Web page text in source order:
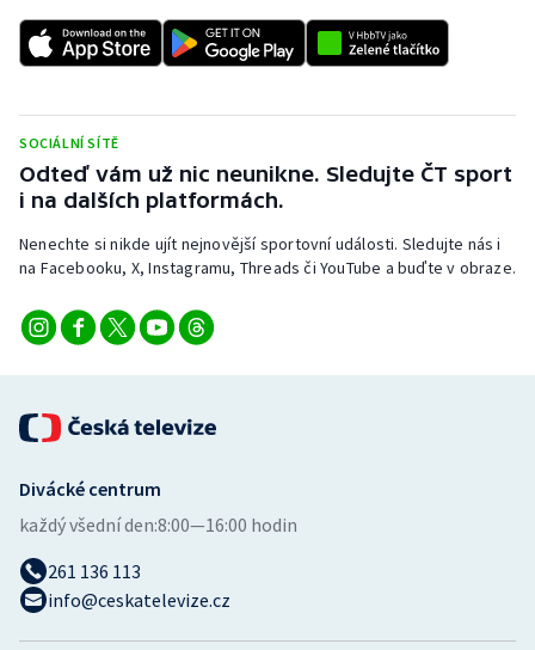
SOCIÁLNÍ SÍTĚ
Odteď vám už nic neunikne. Sledujte ČT sport
i na dalších platformách.
Nenechte si nikde ujít nejnovější sportovní události. Sledujte nás i
na Facebooku, X, Instagramu, Threads či YouTube a buďte v obraze.
Divácké centrum
každý všední den:8:00—16:00 hodin
261 136 113
info@ceskatelevize.cz